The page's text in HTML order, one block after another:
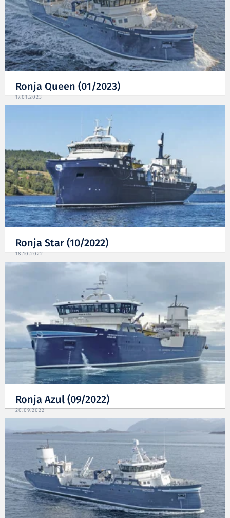
Ronja Queen (01/2023)
17.01.2023
Ronja Star (10/2022)
18.10.2022
Ronja Azul (09/2022)
20.09.2022